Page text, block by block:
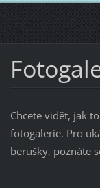
Chcete vidět, jak
fotogalerie. Pro
berušky, poznáte